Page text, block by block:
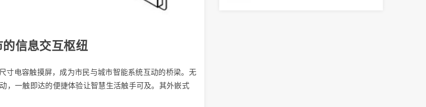
信息交互枢纽
寸电容触摸屏，成为市民与城市智能系统互动的桥梁。无
，一触即达的便捷体验让智慧生活触手可及。其外嵌式